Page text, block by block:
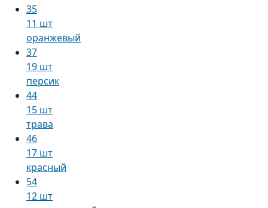
35
11 шт
оранжевый
37
19 шт
персик
44
15 шт
трава
46
17 шт
красный
54
12 шт